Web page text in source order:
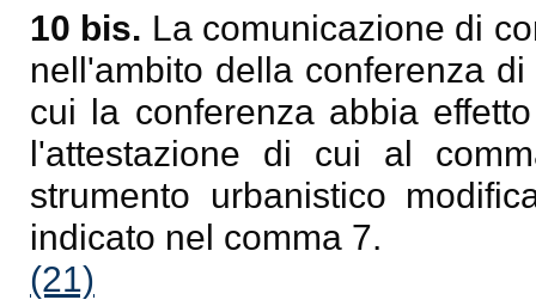
10 bis. La comunicazione di
nell'ambito della conferenza
cui la conferenza abbia
l'attestazione di cui al
strumento urbanistico
indicato nel comma 7.
(21)